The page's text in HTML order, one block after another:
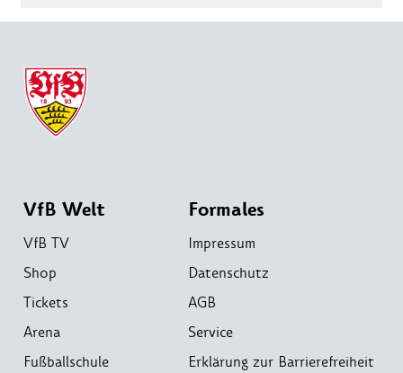
VfB Welt
VfB TV
Shop
Tickets
Arena
Fußballschule
Formales
Impressum
Datenschutz
AGB
Service
Erklärung zur Barrierefreiheit